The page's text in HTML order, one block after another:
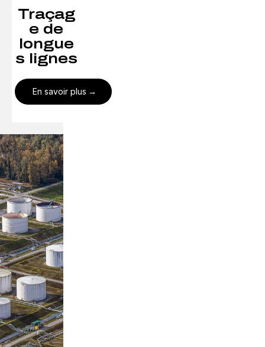
Traçag
e de
longue
s lignes
En savoir plus